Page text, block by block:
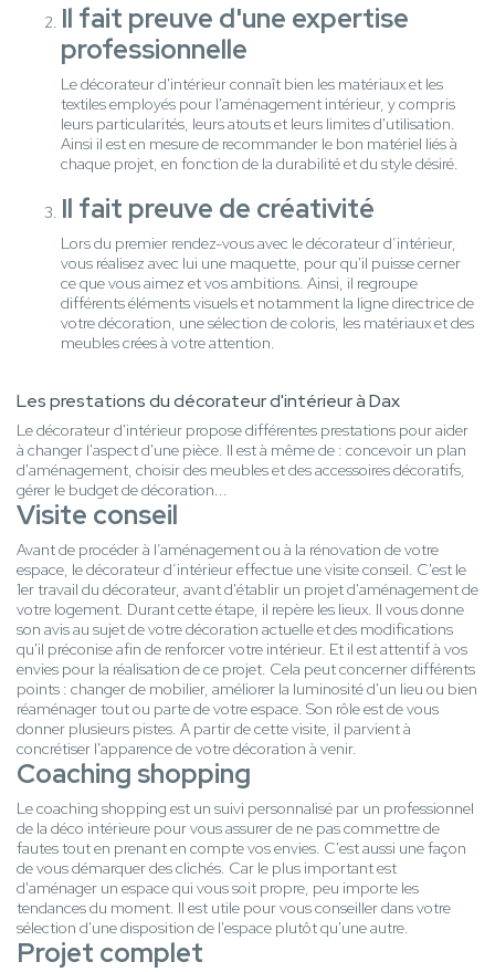
Il fait preuve d'une expertise
professionnelle
Le décorateur d'intérieur connaît bien les matériaux et les
textiles employés pour l'aménagement intérieur, y compris
leurs particularités, leurs atouts et leurs limites d'utilisation.
Ainsi il est en mesure de recommander le bon matériel liés à
chaque projet, en fonction de la durabilité et du style désiré.
Il fait preuve de créativité
Lors du premier rendez-vous avec le décorateur d’intérieur,
vous réalisez avec lui une maquette, pour qu'il puisse cerner
ce que vous aimez et vos ambitions. Ainsi, il regroupe
différents éléments visuels et notamment la ligne directrice de
votre décoration, une sélection de coloris, les matériaux et des
meubles crées à votre attention.
Les prestations du décorateur d'intérieur à Dax
Le décorateur d'intérieur propose différentes prestations pour aider
à changer l'aspect d'une pièce. Il est à même de : concevoir un plan
d'aménagement, choisir des meubles et des accessoires décoratifs,
gérer le budget de décoration...
Visite conseil
Avant de procéder à l’aménagement ou à la rénovation de votre
espace, le décorateur d’intérieur effectue une visite conseil. C'est le
1er travail du décorateur, avant d'établir un projet d'aménagement de
votre logement. Durant cette étape, il repère les lieux. Il vous donne
son avis au sujet de votre décoration actuelle et des modifications
qu'il préconise afin de renforcer votre intérieur. Et il est attentif à vos
envies pour la réalisation de ce projet. Cela peut concerner différents
points : changer de mobilier, améliorer la luminosité d'un lieu ou bien
réaménager tout ou parte de votre espace. Son rôle est de vous
donner plusieurs pistes. A partir de cette visite, il parvient à
concrétiser l'apparence de votre décoration à venir.
Coaching shopping
Le coaching shopping est un suivi personnalisé par un professionnel
de la déco intérieure pour vous assurer de ne pas commettre de
fautes tout en prenant en compte vos envies. C'est aussi une façon
de vous démarquer des clichés. Car le plus important est
d'aménager un espace qui vous soit propre, peu importe les
tendances du moment. Il est utile pour vous conseiller dans votre
sélection d'une disposition de l'espace plutôt qu'une autre.
Projet complet